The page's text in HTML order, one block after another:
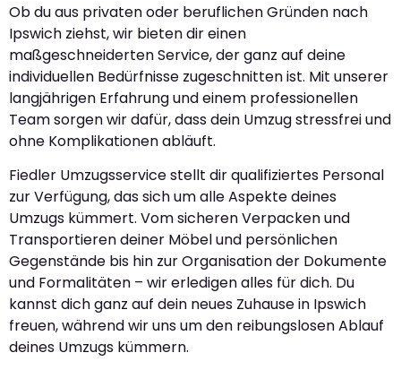
Ob du aus privaten oder beruflichen Gründen nach
Ipswich ziehst, wir bieten dir einen
maßgeschneiderten Service, der ganz auf deine
individuellen Bedürfnisse zugeschnitten ist. Mit unserer
langjährigen Erfahrung und einem professionellen
Team sorgen wir dafür, dass dein Umzug stressfrei und
ohne Komplikationen abläuft.
Fiedler Umzugsservice stellt dir qualifiziertes Personal
zur Verfügung, das sich um alle Aspekte deines
Umzugs kümmert. Vom sicheren Verpacken und
Transportieren deiner Möbel und persönlichen
Gegenstände bis hin zur Organisation der Dokumente
und Formalitäten – wir erledigen alles für dich. Du
kannst dich ganz auf dein neues Zuhause in Ipswich
freuen, während wir uns um den reibungslosen Ablauf
deines Umzugs kümmern.